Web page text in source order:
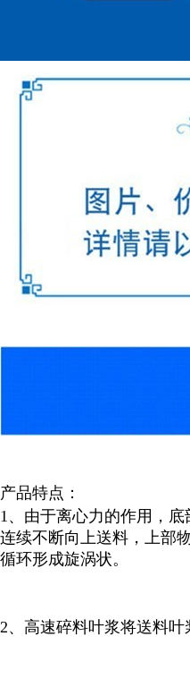
产品特点：
1、由于离心力的作用，
连续不断向上送料，上部
循环形成旋涡状。
2、高速碎料叶浆将送料叶